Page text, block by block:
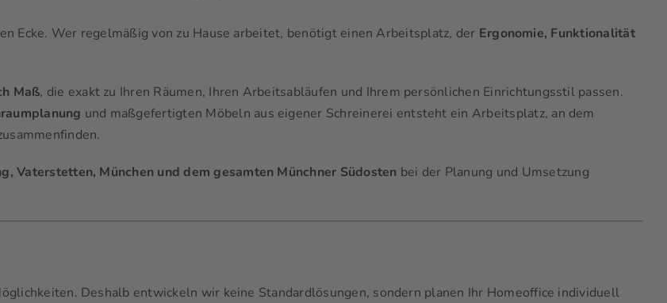
Ecke. Wer regelmäßig von zu Hause arbeitet, benötigt einen Arbeitsplatz, der Ergonomie, Funktionalität
Maß, die exakt zu Ihren Räumen, Ihren Arbeitsabläufen und Ihrem persönlichen Einrichtungsstil passen.
und maßgefertigten Möbeln aus eigener Schreinerei entsteht ein Arbeitsplatz, an dem
Vaterstetten, München und dem gesamten Münchner Südosten bei der Planung und Umsetzung
Deshalb entwickeln wir keine Standardlösungen, sondern planen Ihr Homeoffice individuell